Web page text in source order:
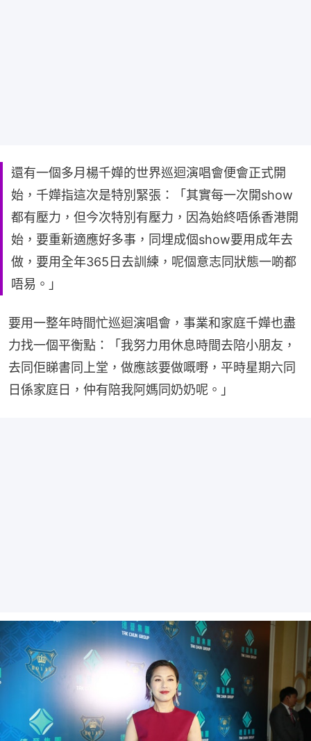
還有一個多月楊千嬅的世界巡迴演唱會便會正式開
始，千嬅指這次是特別緊張：「其實每一次開show
都有壓力，但今次特別有壓力，因為始終唔係香港開
始，要重新適應好多事，同埋成個show要用成年去
做，要用全年365日去訓練，呢個意志同狀態一啲都
唔易。」
要用一整年時間忙巡迴演唱會，事業和家庭千嬅也盡
力找一個平衡點：「我努力用休息時間去陪小朋友，
去同佢睇書同上堂，做應該要做嘅嘢，平時星期六同
日係家庭日，仲有陪我阿媽同奶奶呢。」